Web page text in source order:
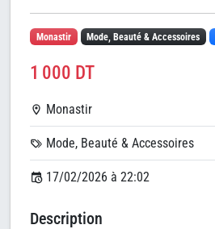
Monastir Mode, Beauté & Accessoires
1 000 DT
Monastir
Mode, Beauté & Accessoires
17/02/2026 à 22:02
Description